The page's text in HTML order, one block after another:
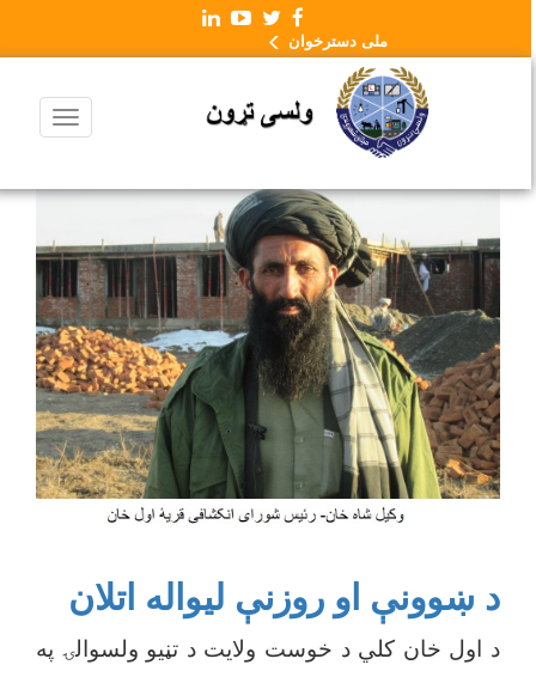
ملی دسترخوان
د ښوونې او روزنې لیواله اتلان
د اول خان کلي د خوست ولایت د تڼیو ولسوالۍ په